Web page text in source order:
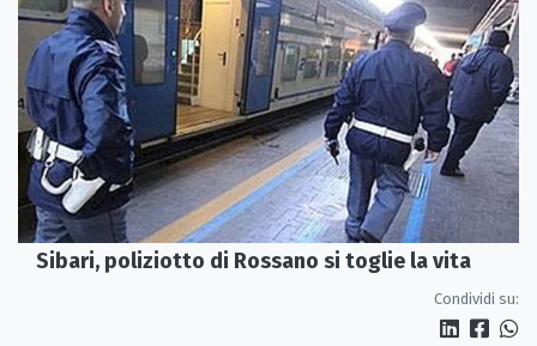
Sibari, poliziotto di Rossano si toglie la vita
Condividi su: